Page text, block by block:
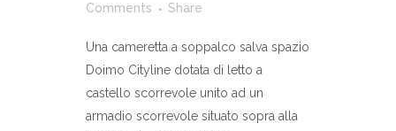
Comments
Share
Una cameretta a soppalco salva spazio
Doimo Cityline dotata di letto a
castello scorrevole unito ad un
armadio scorrevole situato sopra alla